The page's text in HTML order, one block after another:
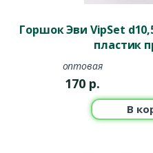
Горшок Эви VipSet
пластик
оптовая
170 р.
В